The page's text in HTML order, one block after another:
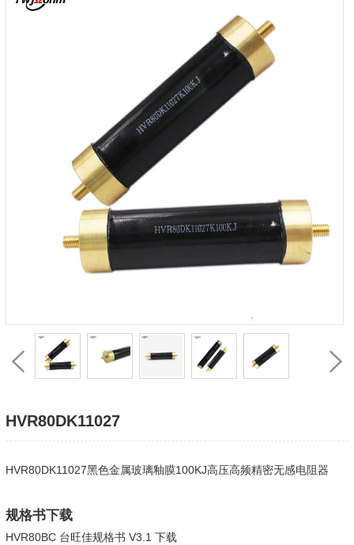
HVR80DK11027
HVR80DK11027黑色金属玻璃釉膜100KJ高压高频精密无感电阻器
规格书下载
HVR80BC 台旺佳规格书 V3.1 下载